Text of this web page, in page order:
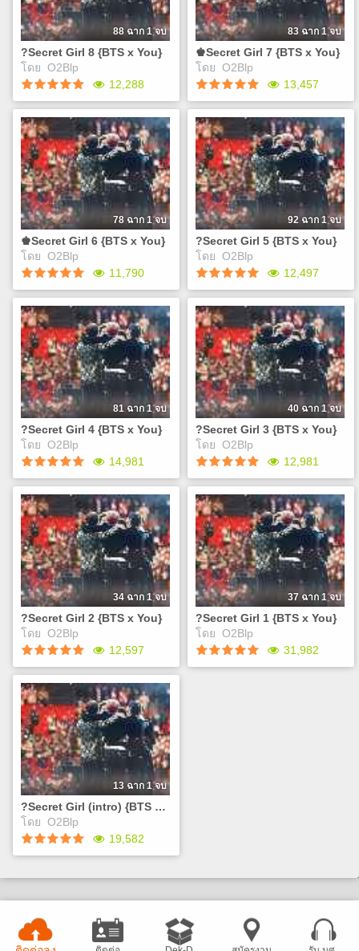
สาปล่ะ 'คุณ'จะช่วยพวกเขา
ถอนคำสาปดั่งโฉมงามกับเจ้า
ชายอสูรได้หรือไม่ เอ..แต่แค่
จุมพิตแล้วถอนคำสาปได้ มันก็
จะง่ายไปไหม J
ถอนคำสาปดั่งโฉมงามกับเจ้า
ชายอสูรได้หรือไม่ เอ..แต่แค่
จุมพิตแล้วถอนคำสาปได้ มันก็
จะง่ายไปไหม J
?Secret Girl 8 {BTS x You}
โดย O2Blp
88 ฉาก 1 จบ
12,288
?Secret Girl 8 {BTS x You}
เคยสงสัยกันไหมว่าทำไม
พวกเขาถึงได้มีหน้าตาที่ดูดีเกิน
มนุษย์แบบนี้ แล้วถ้าพวกเขาถูก
สาปล่ะ 'คุณ'จะช่วยพวกเขา
ถอนคำสาปดั่งโฉมงามกับเจ้า
ชายอสูรได้หรือไม่ เอ..แต่แค่
จุมพิตแล้วถอนคำสาปได้ มันก็
จะง่ายไปไหม J
♚Secret Girl 7 {BTS x You}
โดย O2Blp
83 ฉาก 1 จบ
13,457
♚Secret Girl 7 {BTS x You}
เคยสงสัยกันไหมว่าทำไม
พวกเขาถึงได้มีหน้าตาที่ดูดีเกิน
มนุษย์แบบนี้ แล้วถ้าพวกเขาถูก
สาปล่ะ 'คุณ'จะช่วยพวกเขา
ถอนคำสาปดั่งโฉมงามกับเจ้า
ชายอสูรได้หรือไม่ เอ..แต่แค่
จุมพิตแล้วถอนคำสาปได้ มันก็
จะง่ายไปไหม J
♚Secret Girl 6 {BTS x You}
โดย O2Blp
78 ฉาก 1 จบ
11,790
♚Secret Girl 6 {BTS x You}
เคยสงสัยกันไหมว่าทำไม
พวกเขาถึงได้มีหน้าตาที่ดูดีเกิน
มนุษย์แบบนี้ แล้วถ้าพวกเขาถูก
สาปล่ะ 'คุณ'จะช่วยพวกเขา
ถอนคำสาปดั่งโฉมงามกับเจ้า
ชายอสูรได้หรือไม่ เอ..แต่แค่
จุมพิตแล้วถอนคำสาปได้ มันก็
จะง่ายไปไหม J
?Secret Girl 5 {BTS x You}
โดย O2Blp
92 ฉาก 1 จบ
12,497
?Secret Girl 5 {BTS x You}
เคยสงสัยกันไหมว่าทำไม
พวกเขาถึงได้มีหน้าตาที่ดูดีเกิน
มนุษย์แบบนี้ แล้วถ้าพวกเขาถูก
สาปล่ะ 'คุณ'จะช่วยพวกเขา
ถอนคำสาปดั่งโฉมงามกับเจ้า
ชายอสูรได้หรือไม่ เอ..แต่แค่
จุมพิตแล้วถอนคำสาปได้ มันก็
จะง่ายไปไหม J
?Secret Girl 4 {BTS x You}
โดย O2Blp
81 ฉาก 1 จบ
14,981
?Secret Girl 4 {BTS x You}
เคยสงสัยกันไหมว่าทำไม
พวกเขาถึงได้มีหน้าตาที่ดูดีเกิน
มนุษย์แบบนี้ แล้วถ้าพวกเขาถูก
สาปล่ะ 'คุณ'จะช่วยพวกเขา
ถอนคำสาปดั่งโฉมงามกับเจ้า
ชายอสูรได้หรือไม่ เอ..แต่แค่
จุมพิตแล้วถอนคำสาปได้ มันก็
จะง่ายไปไหม J NamJoo,
SungJae ? Photograph Eric
Nam and WENDY - Spring
Love Junggigo - Too good
Exo ? 3.6.5 Kim Min Jae &
Younha ? Dream ???, ?? of
MAMAMOO ? Star Exo ?
Beautiful K.will - You call it
romance BTS ? House of
cards Surun ? Love story
K.Will - Day 1 Crush ? Don?t
Forget Hyeongseop X
Euiwoong - I Like U Park
Boram ? Insomnia
Bolbbalgan4 & 20 Years Of
Age We - Loved
?Secret Girl 3 {BTS x You}
โดย O2Blp
40 ฉาก 1 จบ
12,981
?Secret Girl 3 {BTS x You}
เคยสงสัยกันไหมว่าทำไม
พวกเขาถึงได้มีหน้าตาที่ดูดีเกิน
มนุษย์แบบนี้ แล้วถ้าพวกเขาถูก
สาปล่ะ 'คุณ'จะช่วยพวกเขา
ถอนคำสาปดั่งโฉมงามกับเจ้า
ชายอสูรได้หรือไม่ เอ..แต่แค่
จุมพิตแล้วถอนคำสาปได้ มันก็
จะง่ายไปไหม J
?Secret Girl 2 {BTS x You}
โดย O2Blp
34 ฉาก 1 จบ
12,597
?Secret Girl 2 {BTS x You}
เคยสงสัยกันไหมว่าทำไม
พวกเขาถึงได้มีหน้าตาที่ดูดีเกิน
มนุษย์แบบนี้ แล้วถ้าพวกเขาถูก
สาปล่ะ 'คุณ'จะช่วยพวกเขา
ถอนคำสาปดั่งโฉมงามกับเจ้า
ชายอสูรได้หรือไม่ เอ..แต่แค่
จุมพิตแล้วถอนคำสาปได้ มันก็
จะง่ายไปไหม J
?Secret Girl 1 {BTS x You}
โดย O2Blp
37 ฉาก 1 จบ
31,982
?Secret Girl (intro) {BTS x You}
โดย O2Blp
13 ฉาก 1 จบ
19,582
?Secret Girl (intro) {BTS x
พวกเขาถึงได้มีหน้าตาที่ดูดีเกิน
มนุษย์แบบนี้ แล้วถ้าพวกเขาถูก